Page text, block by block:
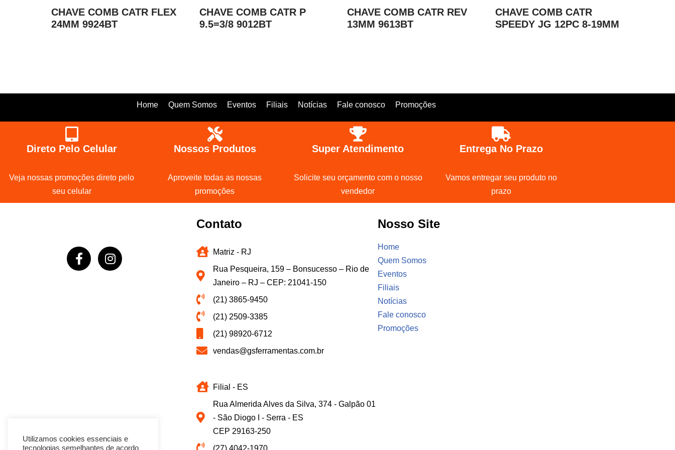
CHAVE COMB CATR FLEX
24MM 9924BT
CHAVE COMB CATR P
9.5=3/8 9012BT
CHAVE COMB CATR REV
13MM 9613BT
CHAVE COMB CATR
SPEEDY JG 12PC 8-19MM
Home Quem Somos Eventos Filiais Notícias Fale conosco Promoções
Direto Pelo Celular
Veja nossas promoções direto pelo
seu celular
Nossos Produtos
Aproveite todas as nossas
promoções
Super Atendimento
Solicite seu orçamento com o nosso
vendedor
Entrega No Prazo
Vamos entregar seu produto no
prazo
Contato
Matriz - RJ
Rua Pesqueira, 159 – Bonsucesso – Rio de
Janeiro – RJ – CEP: 21041-150
(21) 3865-9450
(21) 2509-3385
(21) 98920-6712
vendas@gsferramentas.com.br
Filial - ES
Rua Almerida Alves da Silva, 374 - Galpão 01
- São Diogo I - Serra - ES
CEP 29163-250
(27) 4042-1970
Nosso Site
Home
Quem Somos
Eventos
Filiais
Notícias
Fale conosco
Promoções
Utilizamos cookies essenciais e
tecnologias semelhantes de acordo